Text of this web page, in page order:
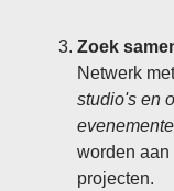
Zoek
Netwerk
studio's en
worden aan
projecten.